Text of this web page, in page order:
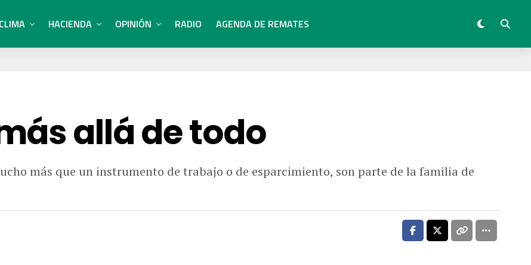
CLIMA HACIENDA OPINIÓN RADIO AGENDA DE REMATES
allá de todo
más que un instrumento de trabajo o de esparcimiento, son parte de la familia de